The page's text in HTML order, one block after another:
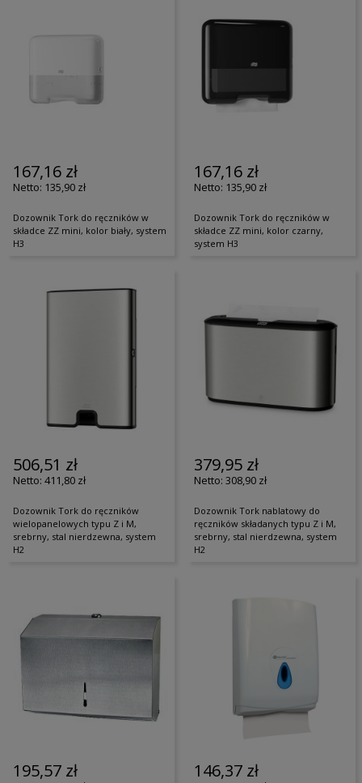
167,16 zł
135,90 zł
Dozownik Tork do ręczników w
składce ZZ mini, kolor biały, system
H3
167,16 zł
135,90 zł
Dozownik Tork do ręczników w
składce ZZ mini, kolor czarny,
system H3
506,51 zł
411,80 zł
Dozownik Tork do ręczników
wielopanelowych typu Z i M,
srebrny, stal nierdzewna, system
H2
379,95 zł
308,90 zł
Dozownik Tork nablatowy do
ręczników składanych typu Z i M,
srebrny, stal nierdzewna, system
H2
195,57 zł 146,37 zł